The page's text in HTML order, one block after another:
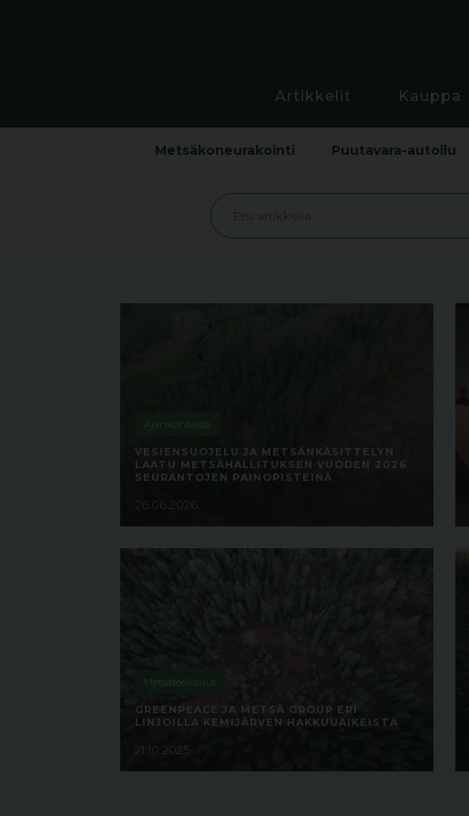
Artikkelit Kauppa
Metsäkoneurakointi Puutavara-autoilu
Ajankohtaista
VESIENSUOJELU JA METSÄNKÄSITTELYN
LAATU METSÄHALLITUKSEN VUODEN 2026
SEURANTOJEN PAINOPISTEINÄ
26.06.2026
Metsäteollisuus
GREENPEACE JA METSÄ GROUP ERI
LINJOILLA KEMIJÄRVEN HAKKUUAIKEISTA
21.10.2025